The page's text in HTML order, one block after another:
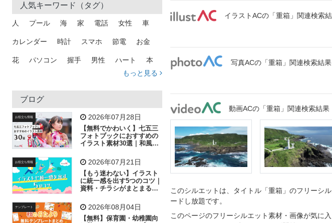
人気キーワード（タグ）
人 プール 海 家 電話 女性 車
カレンダー 時計 スマホ 節電 お金
花 パソコン 握手 男性 ハート 本
トラック 木
吹き出し
飛行機 グラフ ビル 魚 家族 書類
歩く 工場 会社 太陽 キラキラ
子供 作業員 相談 ピクトグラム
もっと見る
ブログ
お役立ち情報 2026年07月28日
【無料でかわいく】七五三
フォトブックにおすすめの
イラスト素材30選｜和風の
お役立ち情報 2026年07月21日
【もう迷わない】イラスト
に統一感を出す5つのコツ｜
資料・チラシがまとまるフ
テンプレート 2026年08月04日
【無料】保育園・幼稚園向
イラストACの「重箱」関連検索
写真ACの「重箱」関連検索結果
動画ACの「重箱」関連検索結果
このシルエットは、タイトル「重箱」のフリーシ
ードし放題です。
このページのフリーシルエット素材・画像が気に